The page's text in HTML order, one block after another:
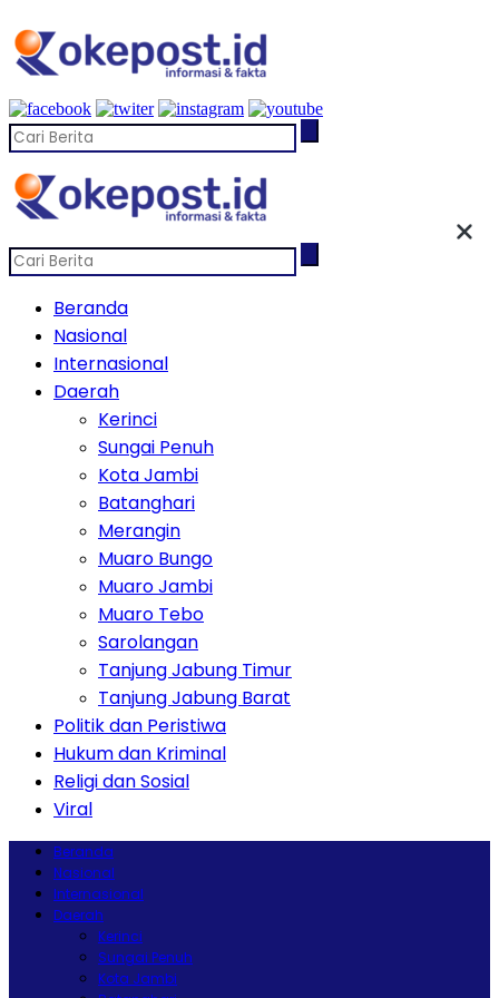
Beranda
Nasional
Internasional
Daerah
Kerinci
Sungai Penuh
Kota Jambi
Batanghari
Merangin
Muaro Bungo
Muaro Jambi
Muaro Tebo
Sarolangan
Tanjung Jabung Timur
Tanjung Jabung Barat
Politik dan Peristiwa
Hukum dan Kriminal
Religi dan Sosial
Viral
Beranda
Nasional
Internasional
Daerah
Kerinci
Sungai Penuh
Kota Jambi